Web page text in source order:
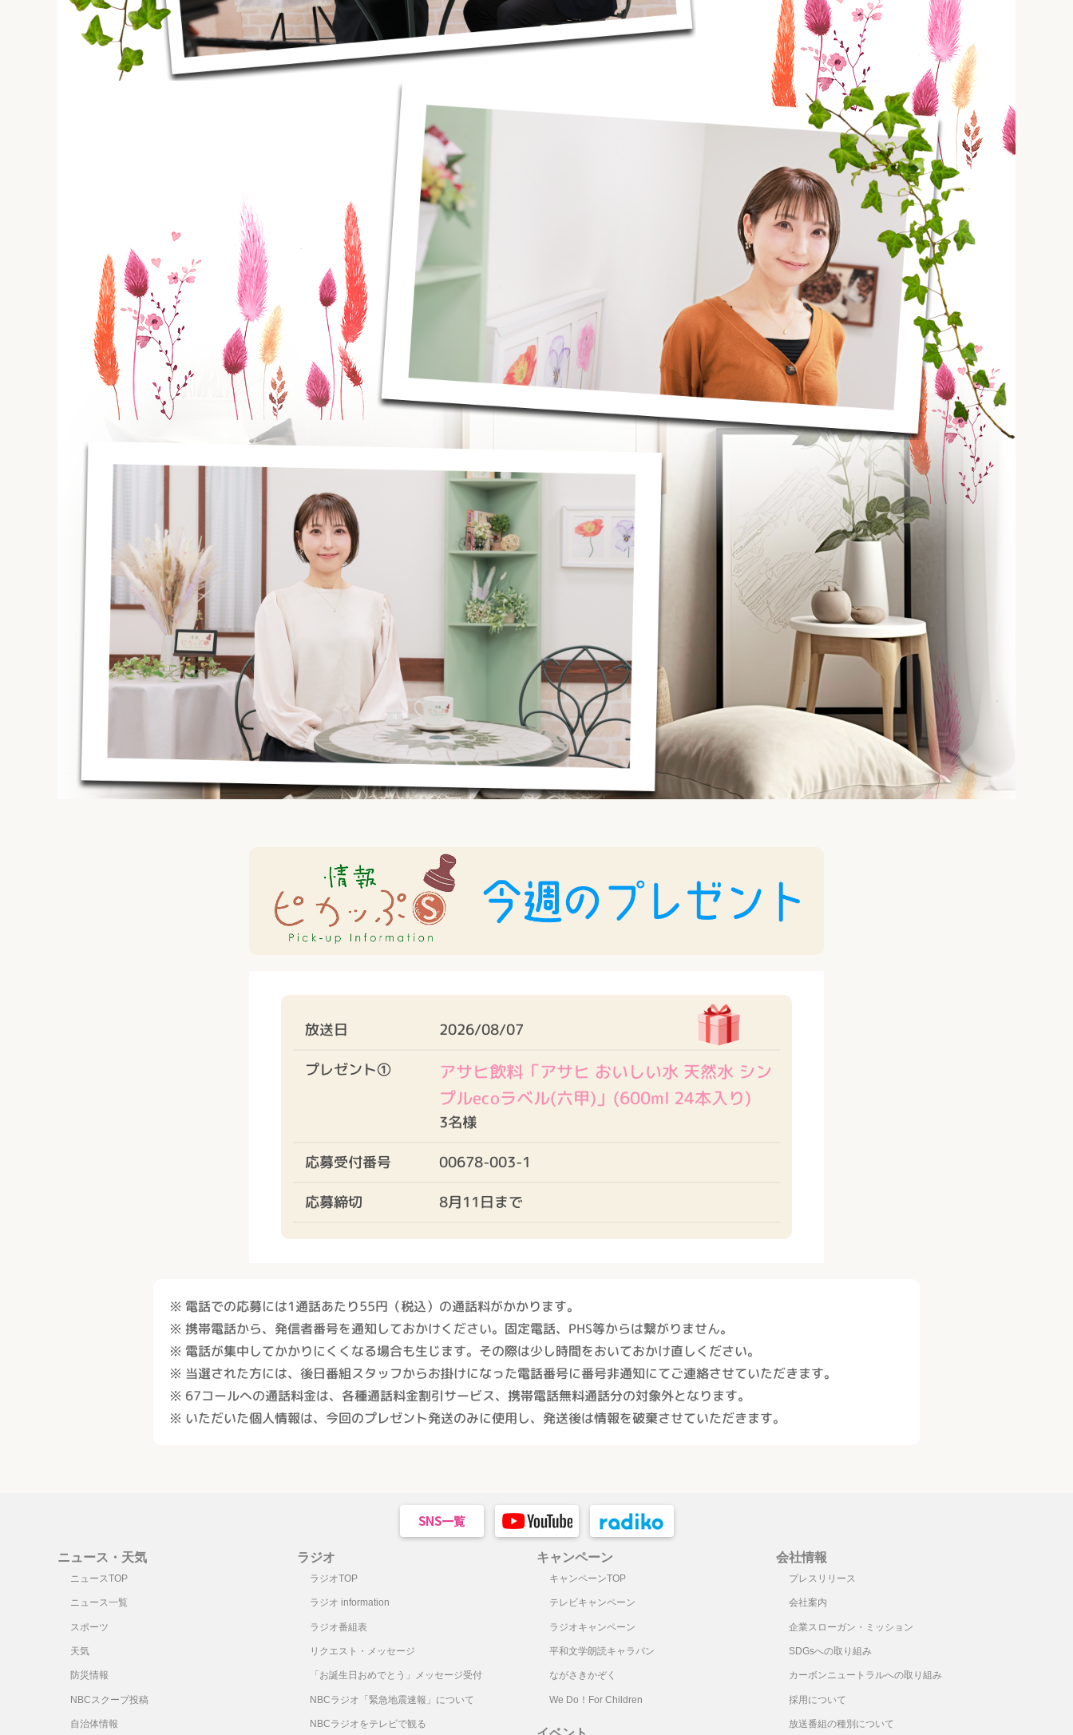
放送日 2026/08/07
プレゼント① アサヒ飲料「アサヒ おいしい水 天然水 シン
プルecoラベル(六甲)」(600ml 24本入り)
3名様
応募受付番号 00678-003-1
応募締切 8月11日まで
※ 電話での応募には1通話あたり55円（税込）の通話料がかかります。
※ 携帯電話から、発信者番号を通知しておかけください。 固定電話、PHS等からは繋がりません。
※ 電話が集中してかかりにくくなる場合も生じます。その際は少し時間をおいておかけ直しください。
※ 当選された方には、後日番組スタッフからお掛けになった電話番号に番号非通知にてご連絡させていただきます。
※ 67コールへの通話料金は、各種通話料金割引サービス、携帯電話無料通話分の対象外となります。
※ いただいた個人情報は、 今回のプレゼント発送のみに使用し、 発送後は情報を破棄させていただきます。
ニュース・天気
ニュースTOP
ニュース一覧
スポーツ
天気
防災情報
NBCスクープ投稿
自治体情報
ラジオ
ラジオTOP
ラジオ information
ラジオ番組表
リクエスト・メッセージ
「お誕生日おめでとう」メッセージ受付
NBCラジオ「緊急地震速報」について
NBCラジオをテレビで観る
キャンペーン
キャンペーンTOP
テレビキャンペーン
ラジオキャンペーン
平和文学朗読キャラバン
ながさきかぞく
We Do！For Children
会社情報
プレスリリース
会社案内
企業スローガン・ミッション
SDGsへの取り組み
カーボンニュートラルへの取り組み
採用について
放送番組の種別について